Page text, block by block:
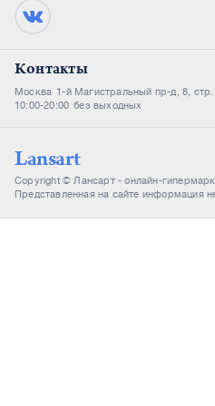
Контакты
Москва 1-й Магистральный пр-д, 8, стр.
10:00-20:00 без выходных
Lansart
Copyright © Лансарт - онлайн-
Представленная на сайте информация